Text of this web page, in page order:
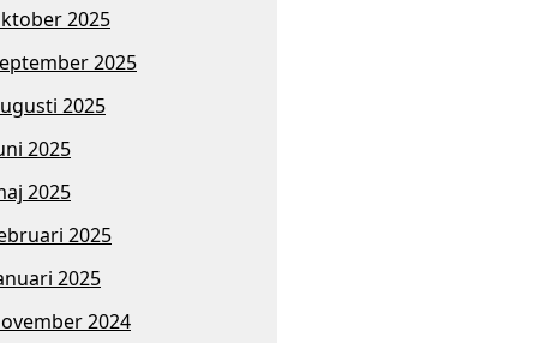
2025
2025
2025
2025
2025
2025
2025
2024